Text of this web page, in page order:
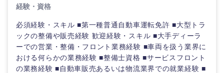
経験・資格
必須経験・スキル ■第一種普通自動車運転免許 ■大型トラ
ックの整備や販売経験 歓迎経験・スキル ■大手ディーラ
ーでの営業・整備・フロント業務経験 ■車両を扱う業界に
おける何らかの業務経験 ■整備士資格 ■サービスフロント
の業務経験 ■自動車販売あるいは物流業界での就業経験 ■